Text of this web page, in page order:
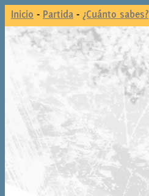
Inicio - Partida - ¿Cuánto sabes?